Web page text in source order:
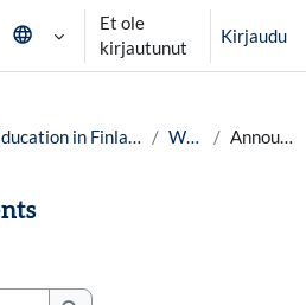
hakusyöttöä
Et ole
kirjautunut
Kirjaudu
Upper Secondary Education in Finland: No Dead Ends, year 25-26 Welcome Announcements